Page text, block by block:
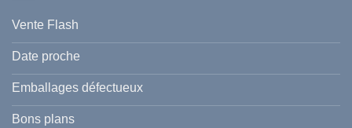
Vente Flash
Date proche
Emballages défectueux
Bons plans